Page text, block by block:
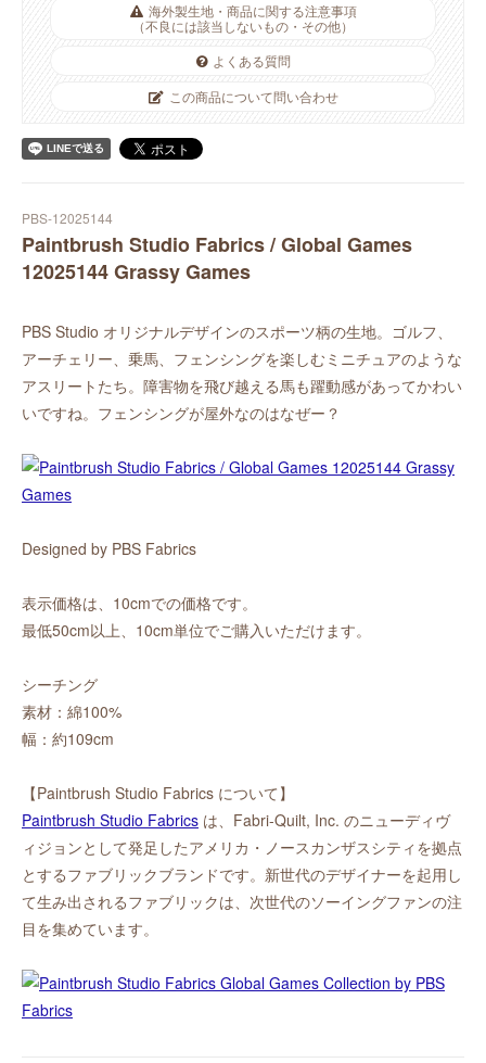
海外製生地・商品に関する注意事項
（不良には該当しないもの・その他）
よくある質問
この商品について問い合わせ
PBS-12025144
Paintbrush Studio Fabrics / Global Games
12025144 Grassy Games
PBS Studio オリジナルデザインのスポーツ柄の生地。ゴルフ、
アーチェリー、乗馬、フェンシングを楽しむミニチュアのような
アスリートたち。障害物を飛び越える馬も躍動感があってかわい
いですね。フェンシングが屋外なのはなぜー？
Designed by PBS Fabrics
表示価格は、10cmでの価格です。
最低50cm以上、10cm単位でご購入いただけます。
シーチング
素材：綿100%
幅：約109cm
【Paintbrush Studio Fabrics について】
Paintbrush Studio Fabrics は、Fabri-Quilt, Inc. のニューディヴ
ィジョンとして発足したアメリカ・ノースカンザスシティを拠点
とするファブリックブランドです。新世代のデザイナーを起用し
て生み出されるファブリックは、次世代のソーイングファンの注
目を集めています。